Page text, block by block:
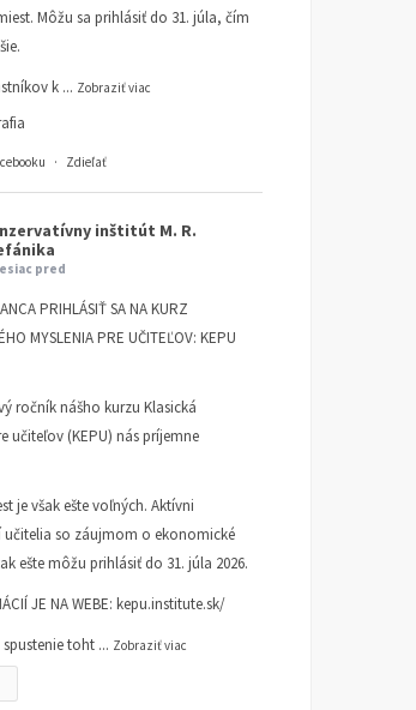
Môžu sa prihlásiť do 31. júla, čím
k ... Zobraziť viac
· Zdieľať
inštitút M. R.
pred
PRIHLÁSIŤ SA NA KURZ
MYSLENIA PRE UČITEĽOV: KEPU
ročník nášho kurzu Klasická
učiteľov (KEPU) nás príjemne
je však ešte voľných. Aktívni
učitelia so záujmom o ekonomické
ešte môžu prihlásiť do 31. júla 2026.
JE NA WEBE: kepu.institute.sk/
spustenie toht ... Zobraziť viac